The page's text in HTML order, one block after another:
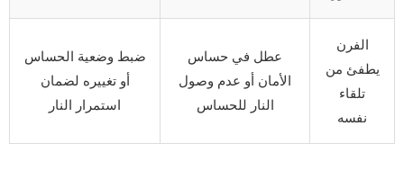
الفرن
يطفئ من
تلقاء
نفسه
عطل في حساس
الأمان أو عدم وصول
النار للحساس
ضبط وضعية الحساس
أو تغييره لضمان
استمرار النار